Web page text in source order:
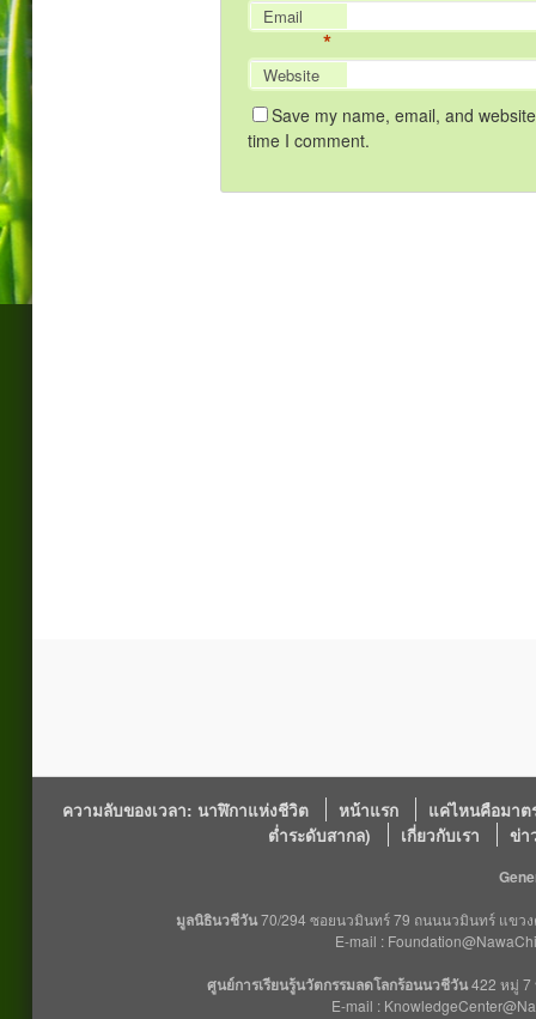
Email
*
Website
Save my name, email, and
time I comment.
ความลับของเวลา: นาฬิกาแห่งชีวิต หน้าแรก
แค่ไหนคือมาต
ต่ำระดับสากล)
เกี่ยวกับเรา ข่า
มูลนิธินวชีวัน70/294 ซอยนวมินทร์ 79 ถนนนวมินทร์ แขวง
E-mail :
ศูนย์การเรียนรู้นวัตกรรมลดโลกร้อนนวชีวัน422 หมู่ 7
E-mail :